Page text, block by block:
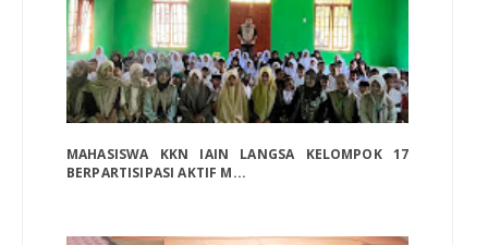
MAHASISWA KKN IAIN LANGSA KELOMPOK 17
BERPARTISIPASI AKTIF M...